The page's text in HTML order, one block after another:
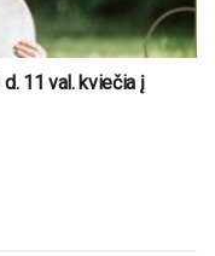
11 val. kviečia į